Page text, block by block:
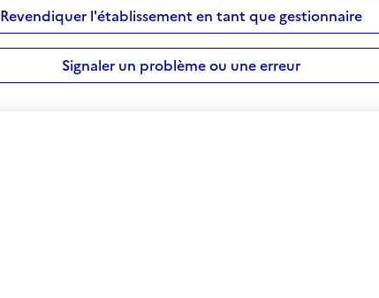
Revendiquer l'établissement en tant que gestionnaire
Signaler un problème ou une erreur